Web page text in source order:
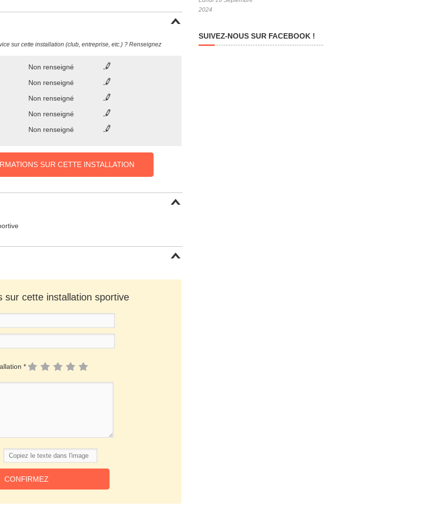
sur cette installation (club, entreprise, etc.) ? Renseignez
Non renseigné
Non renseigné
Non renseigné
Non renseigné
Non renseigné
SUR CETTE INSTALLATION
sur cette installation sportive
*
2024
SUIVEZ-NOUS SUR FACEBOOK !